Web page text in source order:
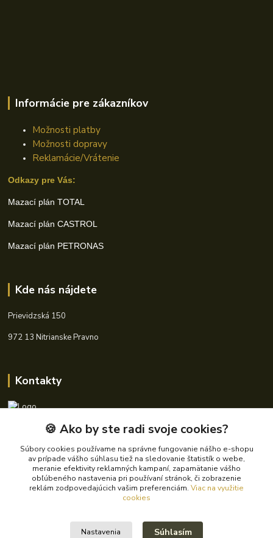
Informácie pre zákazníkov
Možnosti platby
Možnosti dopravy
Reklamácie/Vrátenie
Odkazy pre Vás:
Mazací plán TOTAL
Mazací plán CASTROL
Mazací plán PETRONAS
Kde nás nájdete
Prievidzská 150
972 13 Nitrianske Pravno
Kontakty
+421 940 621 185
info@autoking.sk
🍪 Ako by ste radi svoje cookies?
Súbory cookies používame na správne fungovanie nášho e-shopu
av prípade vášho súhlasu tiež na sledovanie štatistík o webe,
meranie efektivity reklamných kampaní, zapamätanie vášho
obľúbeného nastavenia pri používaní stránok, či zobrazenie
reklám zodpovedajúcich vašim preferenciám. Viac na využitie
cookies
Nastavenia Súhlasím